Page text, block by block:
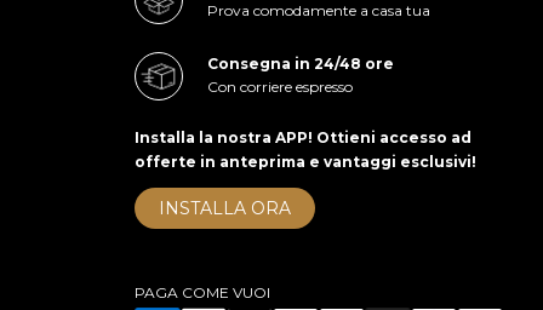
Prova comodamente a casa tua
Consegna in 24/48 ore
Con corriere espresso
Installa la nostra APP! Ottieni accesso ad
offerte in anteprima e vantaggi esclusivi!
INSTALLA ORA
PAGA COME VUOI